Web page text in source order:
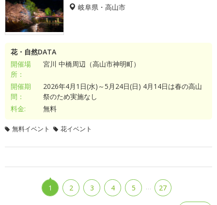
岐阜県・高山市
花・自然DATA
開催場
所：
宮川 中橋周辺（高山市神明町）
開催期
間：
2026年4月1日(水)～5月24日(日) 4月14日は春の高山
祭のため実施なし
料金:
無料
無料イベント 花イベント
1 2 3 4 5 … 27